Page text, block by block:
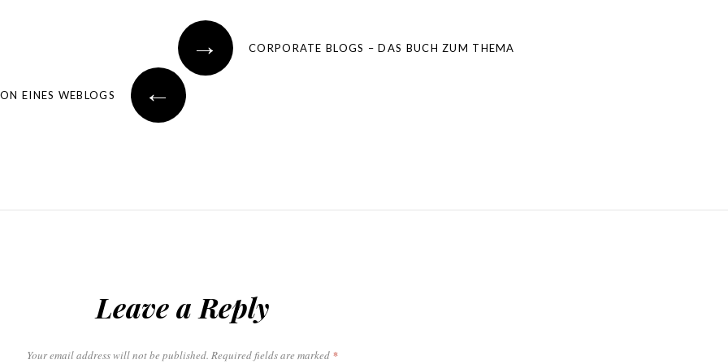
→ CORPORATE BLOGS – DAS BUCH ZUM THEMA
←
EINES WEBLOGS
Leave a Reply
Your email address will not be published. Required fields are marked *